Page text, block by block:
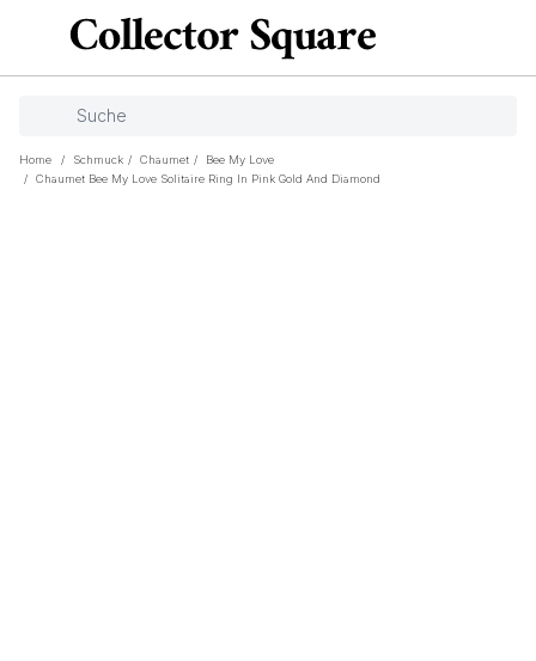
Home / Schmuck / Chaumet /
Bee My Love
/
Chaumet Bee My Love Solitaire Ring In Pink Gold And Diamond